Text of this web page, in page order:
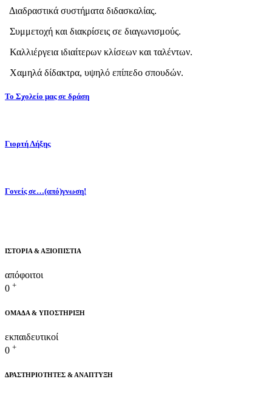
Διαδραστικά συστήματα διδασκαλίας.
Συμμετοχή και διακρίσεις σε διαγωνισμούς.
Καλλιέργεια ιδιαίτερων κλίσεων και ταλέντων.
Χαμηλά δίδακτρα, υψηλό επίπεδο σπουδών.
Το Σχολείο μας σε δράση
Γιορτή Λήξης
Γονείς σε…(από)γνωση!
ΙΣΤΟΡΙΑ & ΑΞΙΟΠΙΣΤΙΑ
απόφοιτοι
0 +
ΟΜΑΔΑ & ΥΠΟΣΤΗΡΙΞΗ
εκπαιδευτικοί
0 +
ΔΡΑΣΤΗΡΙΟΤΗΤΕΣ & ΑΝΑΠΤΥΞΗ